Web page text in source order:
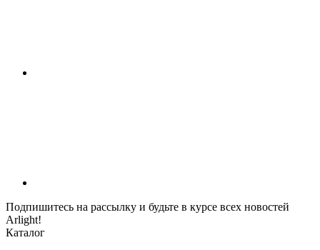
Подпишитесь на рассылку и будьте в курсе всех новостей
Arlight!
Каталог